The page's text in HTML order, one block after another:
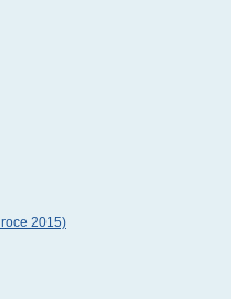
2015)